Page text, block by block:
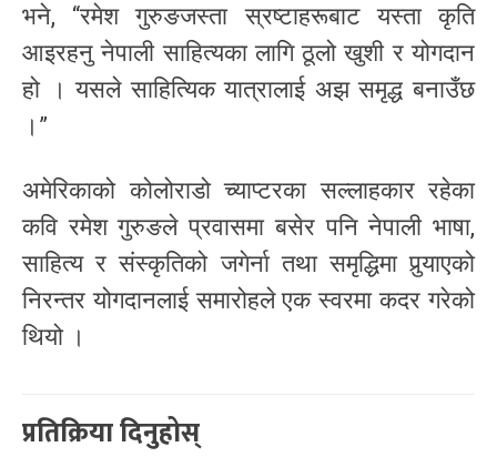
भने, “रमेश गुरुङजस्ता स्रष्टाहरूबाट यस्ता कृति
आइरहनु नेपाली साहित्यका लागि ठूलो खुशी र योगदान
हो । यसले साहित्यिक यात्रालाई अझ समृद्ध बनाउँछ
।”
अमेरिकाको कोलोराडो च्याप्टरका सल्लाहकार रहेका
कवि रमेश गुरुङले प्रवासमा बसेर पनि नेपाली भाषा,
साहित्य र संस्कृतिको जगेर्ना तथा समृद्धिमा पुर्‍याएको
निरन्तर योगदानलाई समारोहले एक स्वरमा कदर गरेको
थियो ।
प्रतिक्रिया दिनुहोस्